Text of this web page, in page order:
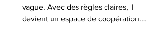
vague. Avec des règles claires, il
devient un espace de coopération.